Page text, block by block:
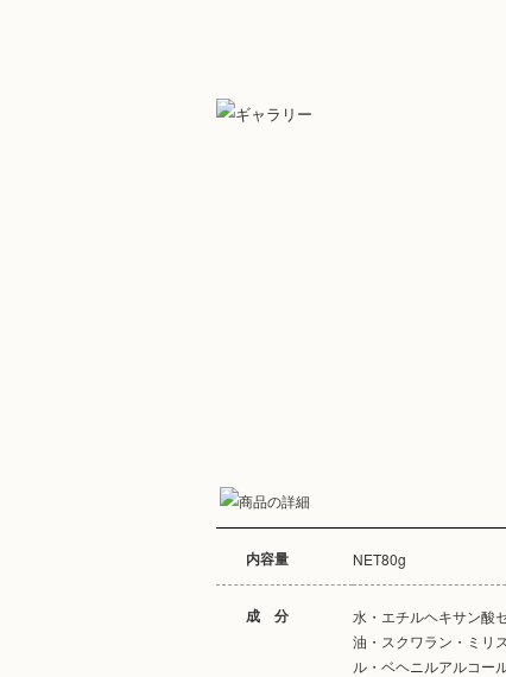
内容量 NET80g
成 分
水・エチルヘキサン酸
油・スクワラン・ミリ
ル・ベヘニルアルコー